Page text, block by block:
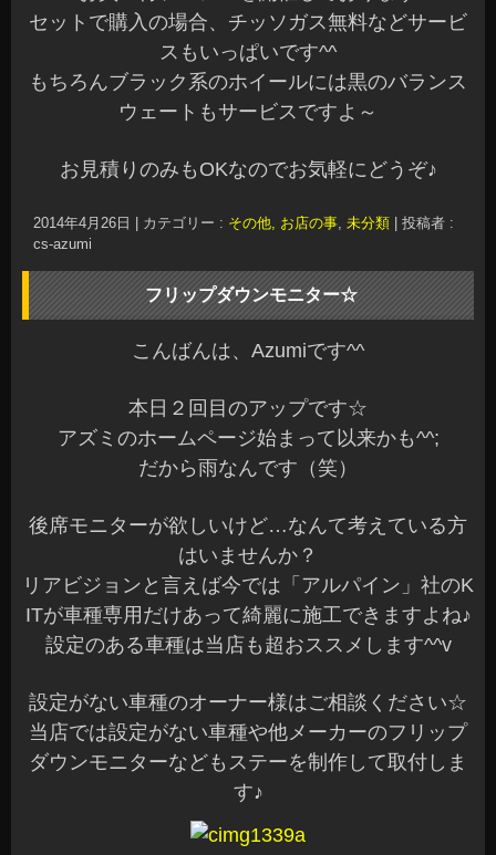
セットで購入の場合、チッソガス無料などサービ
スもいっぱいです^^
もちろんブラック系のホイールには黒のバランス
ウェートもサービスですよ～
お見積りのみもOKなのでお気軽にどうぞ♪
2014年4月26日 カテゴリー : その他, お店の事, 未分類
投稿者 :
cs-azumi
フリップダウンモニター☆
こんばんは、Azumiです^^
本日２回目のアップです☆
アズミのホームページ始まって以来かも^^;
だから雨なんです（笑）
後席モニターが欲しいけど…なんて考えている方
はいませんか？
リアビジョンと言えば今では「アルパイン」社のK
ITが車種専用だけあって綺麗に施工できますよね♪
設定のある車種は当店も超おススメします^^v
設定がない車種のオーナー様はご相談ください☆
当店では設定がない車種や他メーカーのフリップ
ダウンモニターなどもステーを制作して取付しま
す♪